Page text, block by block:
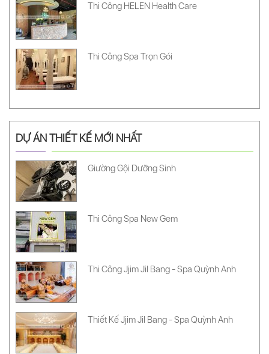
Thi Công HELEN Health Care
Thi Công Spa Trọn Gói
DỰ ÁN THIẾT KẾ MỚI NHẤT
Giường Gội Dưỡng Sinh
Thi Công Spa New Gem
Thi Công Jjim Jil Bang - Spa Quỳnh Anh
Thiết Kế Jjim Jil Bang - Spa Quỳnh Anh